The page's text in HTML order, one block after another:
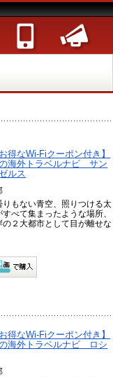
得なWi-Fiクーポン付き】
海外トラベルナビ サン
ルス
もない青空、照りつける太
べて集まったような場所、
２大都市として目が離せな
得なWi-Fiクーポン付き】
海外トラベルナビ ロシ